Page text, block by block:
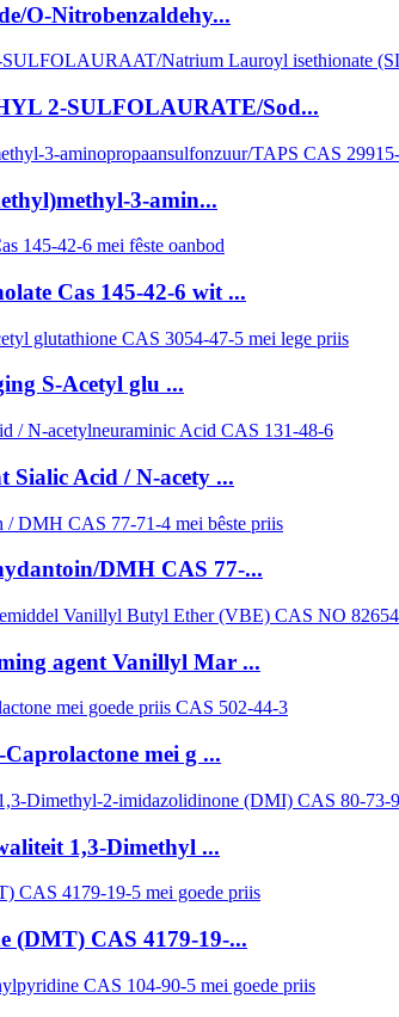
O-Nitrobenzaldehy...
2-SULFOLAURATE/Sod...
3-amin...
Cas 145-42-6 wit ...
S-Acetyl glu ...
Sialic Acid / N-acety ...
DMH CAS 77-...
agent Vanillyl Mar ...
mei g ...
1,3-Dimethyl ...
(DMT) CAS 4179-19-...